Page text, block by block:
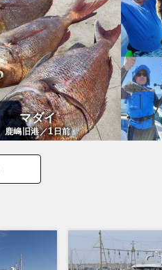
マダイ
鹿嶋旧港／1日前